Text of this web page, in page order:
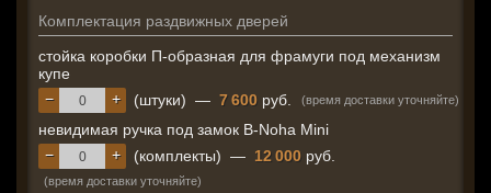
Комплектация раздвижных дверей
стойка коробки П-образная для фрамуги под механизм
купе
+
− (штуки) — 7 600 руб. (время доставки уточняйте)
невидимая ручка под замок B-Noha Mini
+
− (комплекты) — 12 000 руб.
(время доставки уточняйте)